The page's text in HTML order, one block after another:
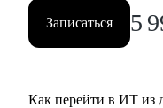
ты новичок и только
для тебя обзор на
Записаться 5
Как перейти в ИТ из